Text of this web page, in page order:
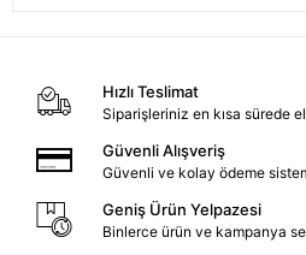
Hızlı Teslimat
Siparişleriniz en kısa sürede
Güvenli Alışveriş
Güvenli ve kolay ödeme
Geniş Ürün Yelpazesi
Binlerce ürün ve kampanya